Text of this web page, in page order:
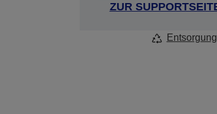
ZUR